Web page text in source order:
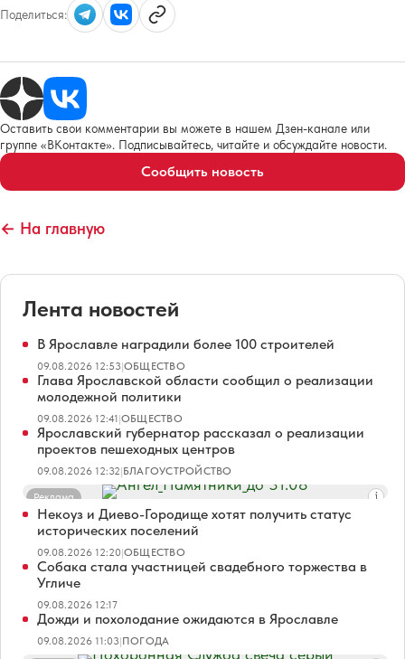
Поделиться:
Оставить свои комментарии вы можете в нашем Дзен-канале или
группе «ВКонтакте». Подписывайтесь, читайте и обсуждайте новости.
Сообщить новость
← На главную
Лента новостей
В Ярославле наградили более 100 строителей
09.08.2026 12:53|ОБЩЕСТВО
Глава Ярославской области сообщил о реализации
молодежной политики
09.08.2026 12:41|ОБЩЕСТВО
Ярославский губернатор рассказал о реализации
проектов пешеходных центров
09.08.2026 12:32|БЛАГОУСТРОЙСТВО
Реклама
Некоуз и Диево-Городище хотят получить статус
исторических поселений
09.08.2026 12:20|ОБЩЕСТВО
Собака стала участницей свадебного торжества в
Угличе
09.08.2026 12:17
Дожди и похолодание ожидаются в Ярославле
09.08.2026 11:03|ПОГОДА